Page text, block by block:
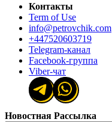
Контакты
Term of Use
info@petrovchik.com
+447520603719
Telegram-канал
Facebook-группа
Viber-чат
Новостная Рассылка